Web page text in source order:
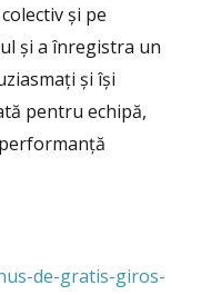
și pe
și a înregistra un
și își
pentru echipă,
de-gratis-giros-